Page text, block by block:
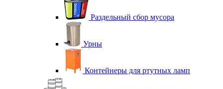
Раздельный сбор мусора
Урны
Контейнеры для ртутных ламп